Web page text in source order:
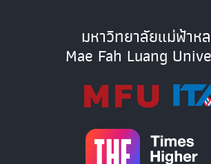
มหาวิทยาลัยแม่ฟ้าห
Mae Fah Luang